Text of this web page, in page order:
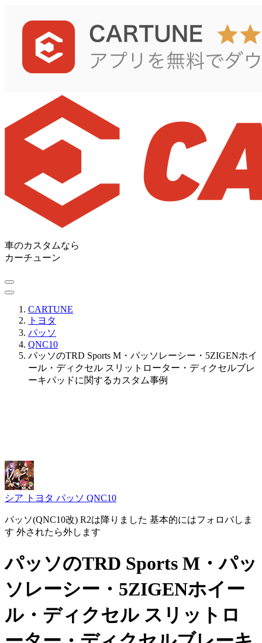
車のカスタムなら
カーチューン
CARTUNE
トヨタ
パッソ
QNC10
パッソのTRD Sports M・パッソレーシー・5ZIGENホイ
ール・ディクセル スリットローター・ディクセルブレ
ーキパッドに関するカスタム事例
シア トヨタ パッソ QNC10
パッソ(QNC10改) R2は降りました 基本的にはフォロバしま
す 外されたら外します
パッソのTRD Sports M・パッ
ソレーシー・5ZIGENホイー
ル・ディクセル スリットロ